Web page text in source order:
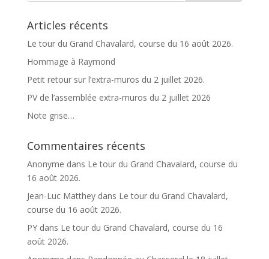
i
v
:
Articles récents
Le tour du Grand Chavalard, course du 16 août 2026.
Hommage à Raymond
Petit retour sur l’extra-muros du 2 juillet 2026.
PV de l’assemblée extra-muros du 2 juillet 2026
Note grise…
Commentaires récents
Anonyme dans Le tour du Grand Chavalard, course du
16 août 2026.
Jean-Luc Mattheydans Le tour du Grand Chavalard,
course du 16 août 2026.
PYdans Le tour du Grand Chavalard, course du 16
août 2026.